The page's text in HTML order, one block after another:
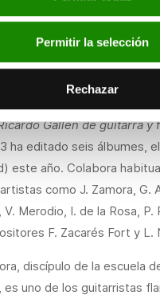
Permitir la selección
Rechazar
Fin de Carrera, así
la Comunidad Valenciana en
trabaja en Guitarras
Hernández, y es
Gallén de guitarra y
ha editado seis álbumes,
este año. Colabora
como J. Zamora, G.
V. Merodio, I. de la Rosa, P.
F. Zacarés Fort y L.
discípulo de la escuela
es uno de los guitarristas